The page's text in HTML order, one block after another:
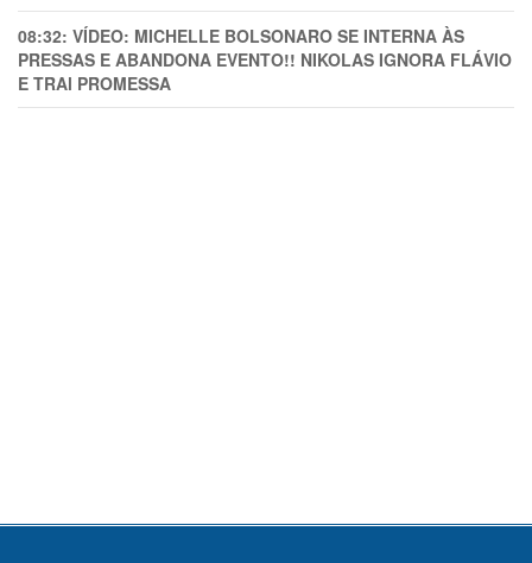
08:32: VÍDEO: MICHELLE BOLSONARO SE INTERNA ÀS
PRESSAS E ABANDONA EVENTO!! NIKOLAS IGNORA FLÁVIO
E TRAl PROMESSA